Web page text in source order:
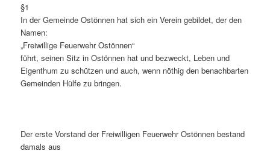
§1
In der Gemeinde Ostönnen hat sich ein Verein gebildet, der den
Namen:
„Freiwillige Feuerwehr Ostönnen“
führt, seinen Sitz in Ostönnen hat und bezweckt, Leben und
Eigenthum zu schützen und auch, wenn nöthig den benachbarten
Gemeinden Hülfe zu bringen.
Der erste Vorstand der Freiwilligen Feuerwehr Ostönnen bestand
damals aus